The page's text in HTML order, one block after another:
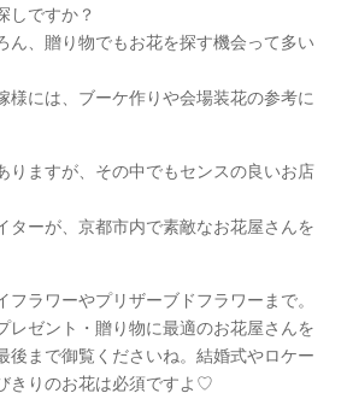
しですか？
ん、贈り物でもお花を探す機会って多い
様には、ブーケ作りや会場装花の参考に
りますが、その中でもセンスの良いお店
ターが、京都市内で素敵なお花屋さんを
ラワーやプリザーブドフラワーまで。
レゼント・贈り物に最適のお花屋さんを
後まで御覧くださいね。結婚式やロケー
きりのお花は必須ですよ♡